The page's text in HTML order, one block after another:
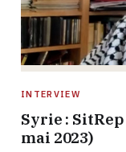
INTERVIEW
Syrie :
mai 2023)